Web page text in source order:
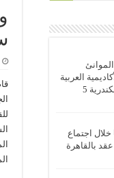
العربية
5
خلال اجتماع
بالقاهرة